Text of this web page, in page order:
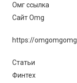
Омг ссылка
Сайт Omg
https://
Статьи
Финтех